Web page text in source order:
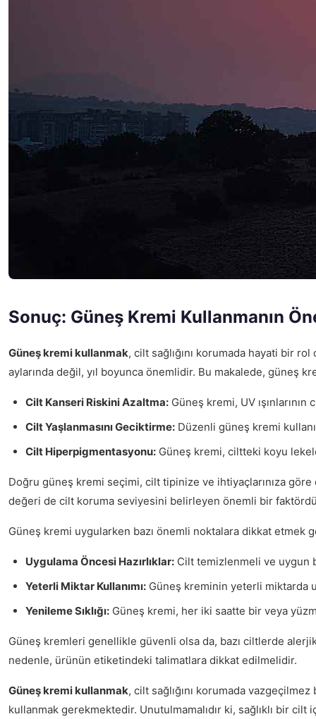
Sonuç: Güneş Kremi Kullanmanın
Güneş kremi kullanmak, cilt sağlığını korumada hayati bir
aylarında değil, yıl boyunca önemlidir. Bu makalede, güneş
Cilt Kanseri Riskini Azaltma: Güneş kremi, UV
Cilt Yaşlanmasını Geciktirme: Düzenli güneş kremi
Cilt Hiperpigmentasyonu: Güneş kremi, ciltteki koyu
Doğru güneş kremi seçimi, cilt tipinize ve ihtiyaçlarınıza
değeri de cilt koruma seviyesini belirleyen önemli bir
Güneş kremi uygularken bazı önemli noktalara dikkat etmek
Uygulama Öncesi Hazırlıklar: Cilt temizlenmeli ve uygun
Yeterli Miktar Kullanımı: Güneş kreminin yeterli miktarda
Yenileme Sıklığı: Güneş kremi, her iki saatte bir veya
Güneş kremleri genellikle güvenli olsa da, bazı ciltlerde
nedenle, ürünün etiketindeki talimatlara dikkat edilmelidir.
Güneş kremi kullanmak, cilt sağlığını korumada
kullanmak gerekmektedir. Unutulmamalıdır ki, sağlıklı bir